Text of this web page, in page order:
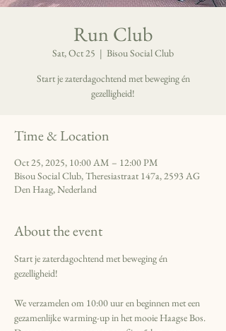
Run Club
Sat, Oct 25
  |
Bisou Social Club
Start je zaterdagochtend met beweging én
gezelligheid!
Time & Location
Oct 25, 2025, 10:00 AM – 12:00 PM
Bisou Social Club, Theresiastraat 147a, 2593 AG
Den Haag, Nederland
About the event
Start je zaterdagochtend met beweging én
gezelligheid!
We verzamelen om 10:00 uur en beginnen met een
gezamenlijke warming-up in het mooie Haagse Bos.